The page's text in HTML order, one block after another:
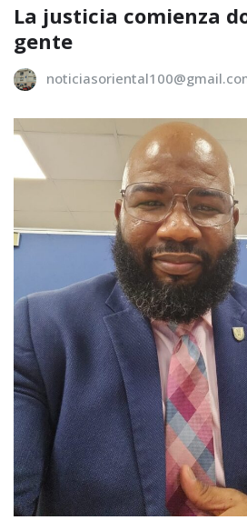
La justicia comienza
gente